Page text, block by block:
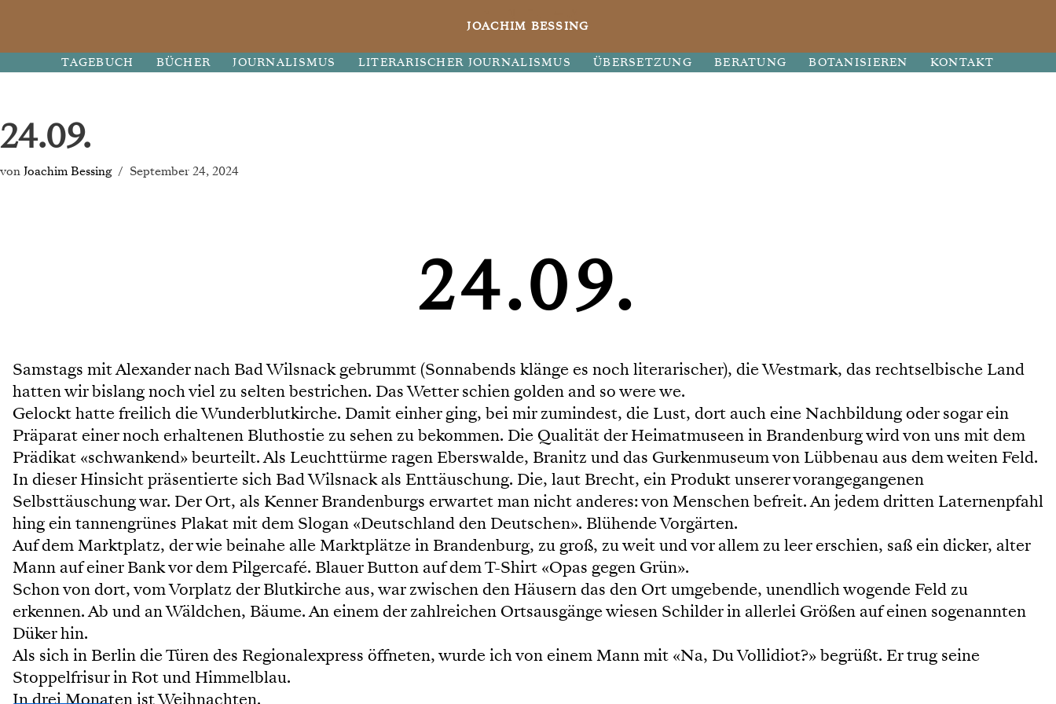
JOACHIM BESSING
TAGEBUCH BÜCHER JOURNALISMUS LITERARISCHER JOURNALISMUS ÜBERSETZUNG BERATUNG BOTANISIEREN KONTAKT
24.09.
vonJoachim Bessing September 24, 2024
24.09.
Samstags mit Alexander nach Bad Wilsnack gebrummt (Sonnabends klänge es noch literarischer), die Westmark, das rechtselbische Land
hatten wir bislang noch viel zu selten bestrichen. Das Wetter schien golden and so were we.
Gelockt hatte freilich die Wunderblutkirche. Damit einher ging, bei mir zumindest, die Lust, dort auch eine Nachbildung oder sogar ein
Präparat einer noch erhaltenen Bluthostie zu sehen zu bekommen. Die Qualität der Heimatmuseen in Brandenburg wird von uns mit dem
Prädikat «schwankend» beurteilt. Als Leuchttürme ragen Eberswalde, Branitz und das Gurkenmuseum von Lübbenau aus dem weiten Feld.
In dieser Hinsicht präsentierte sich Bad Wilsnack als Enttäuschung. Die, laut Brecht, ein Produkt unserer vorangegangenen
Selbsttäuschung war. Der Ort, als Kenner Brandenburgs erwartet man nicht anderes: von Menschen befreit. An jedem dritten Laternenpfahl
hing ein tannengrünes Plakat mit dem Slogan «Deutschland den Deutschen». Blühende Vorgärten.
Auf dem Marktplatz, der wie beinahe alle Marktplätze in Brandenburg, zu groß, zu weit und vor allem zu leer erschien, saß ein dicker, alter
Mann auf einer Bank vor dem Pilgercafé. Blauer Button auf dem T-Shirt «Opas gegen Grün».
Schon von dort, vom Vorplatz der Blutkirche aus, war zwischen den Häusern das den Ort umgebende, unendlich wogende Feld zu
erkennen. Ab und an Wäldchen, Bäume. An einem der zahlreichen Ortsausgänge wiesen Schilder in allerlei Größen auf einen sogenannten
Düker hin.
Als sich in Berlin die Türen des Regionalexpress öffneten, wurde ich von einem Mann mit «Na, Du Vollidiot?» begrüßt. Er trug seine
Stoppelfrisur in Rot und Himmelblau.
In drei Monaten ist Weihnachten.